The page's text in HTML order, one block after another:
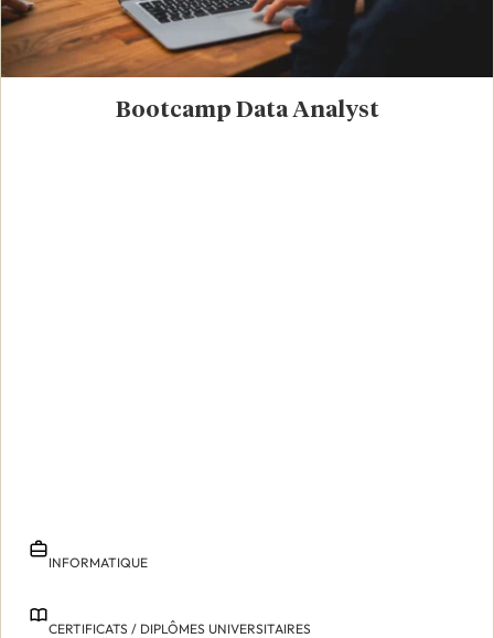
Bootcamp Data Analyst
INFORMATIQUE
CERTIFICATS / DIPLÔMES UNIVERSITAIRES